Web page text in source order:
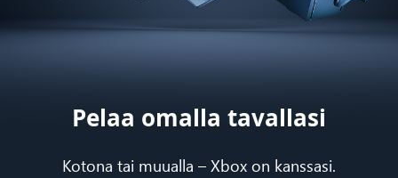
Pelaa omalla tavallasi
Kotona tai muualla – Xbox on kanssasi.